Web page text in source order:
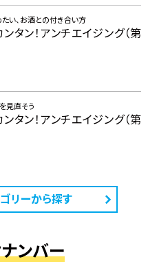
い、お酒との付き合い方
タン！アンチエイジング（第
見直そう
タン！アンチエイジング（第
リーから探す
ンバー